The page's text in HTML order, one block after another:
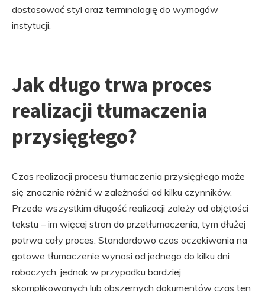
dostosować styl oraz terminologię do wymogów
instytucji.
Jak długo trwa proces
realizacji tłumaczenia
przysięgłego?
Czas realizacji procesu tłumaczenia przysięgłego może
się znacznie różnić w zależności od kilku czynników.
Przede wszystkim długość realizacji zależy od objętości
tekstu – im więcej stron do przetłumaczenia, tym dłużej
potrwa cały proces. Standardowo czas oczekiwania na
gotowe tłumaczenie wynosi od jednego do kilku dni
roboczych; jednak w przypadku bardziej
skomplikowanych lub obszernych dokumentów czas ten